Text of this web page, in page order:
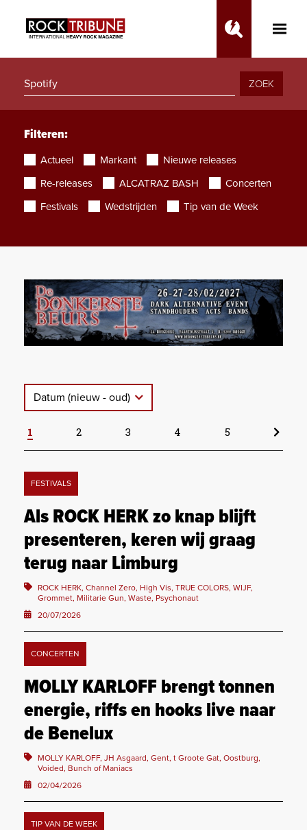
Toggle
ZOEK
Filteren:
Actueel Markant
Nieuwe releases
Re-releases
ALCATRAZ BASH
Concerten
Festivals
Wedstrijden Tip van de Week
Datum (nieuw - oud)
1 2 3 4 5
FESTIVALS
Als ROCK HERK zo knap blijft
presenteren, keren wij graag
terug naar Limburg
ROCK HERK, Channel Zero, High Vis, TRUE COLORS, WIJF,
Grommet, Militarie Gun, Waste, Psychonaut
20/07/2026
CONCERTEN
MOLLY KARLOFF brengt tonnen
energie, riffs en hooks live naar
de Benelux
MOLLY KARLOFF, JH Asgaard, Gent, t Groote Gat, Oostburg,
Voided, Bunch of Maniacs
02/04/2026
TIP VAN DE WEEK